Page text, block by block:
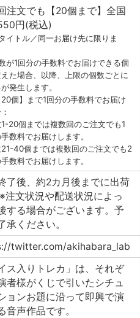
注文でも【20個まで】全国
円(税込)
イトル／同一お届け先に限りま
が1回分の手数料でお届けできる個
た場合、以降、上限の個数ごとに
発生します。
個】まで1回分の手数料でお届け
20個までは複数回のご注文でも1
数料でお届けします。
40個までは複数回のご注文でも2
数料でお届けします。
了後、約2カ月後までに出荷
注文状況や配送状況によっ
する場合がございます。予
承ください。
twitter.com/akihabara_lab
ス入りトレカ」は、それぞ
者様がくじで引いたシチュ
ョンお題に沿って即興で演
音声作品です。